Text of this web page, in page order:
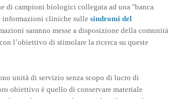
di campioni biologici collegata ad una "banca
informazioni cliniche sulle sindromi del
saranno messe a disposizione della comunità
l’obiettivo di stimolare la ricerca su queste
unità di servizio senza scopo di lucro di
obiettivo è quello di conservare materiale